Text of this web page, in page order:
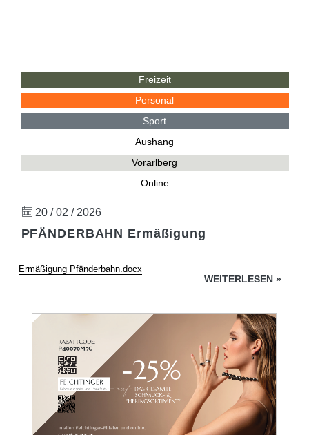
Freizeit
Personal
Sport
Aushang
Vorarlberg
Online
20 / 02 / 2026
PFÄNDERBAHN Ermäßigung
Ermäßigung Pfänderbahn.docx
WEITERLESEN »